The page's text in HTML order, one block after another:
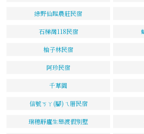
綠野仙蹤農莊民宿
石梯灣118民宿
柚子林民宿
阿珍民宿
千草園
信號ㄎㄚ(腳)ㄟ厝民宿
瑞穗靜廬生態渡假別墅